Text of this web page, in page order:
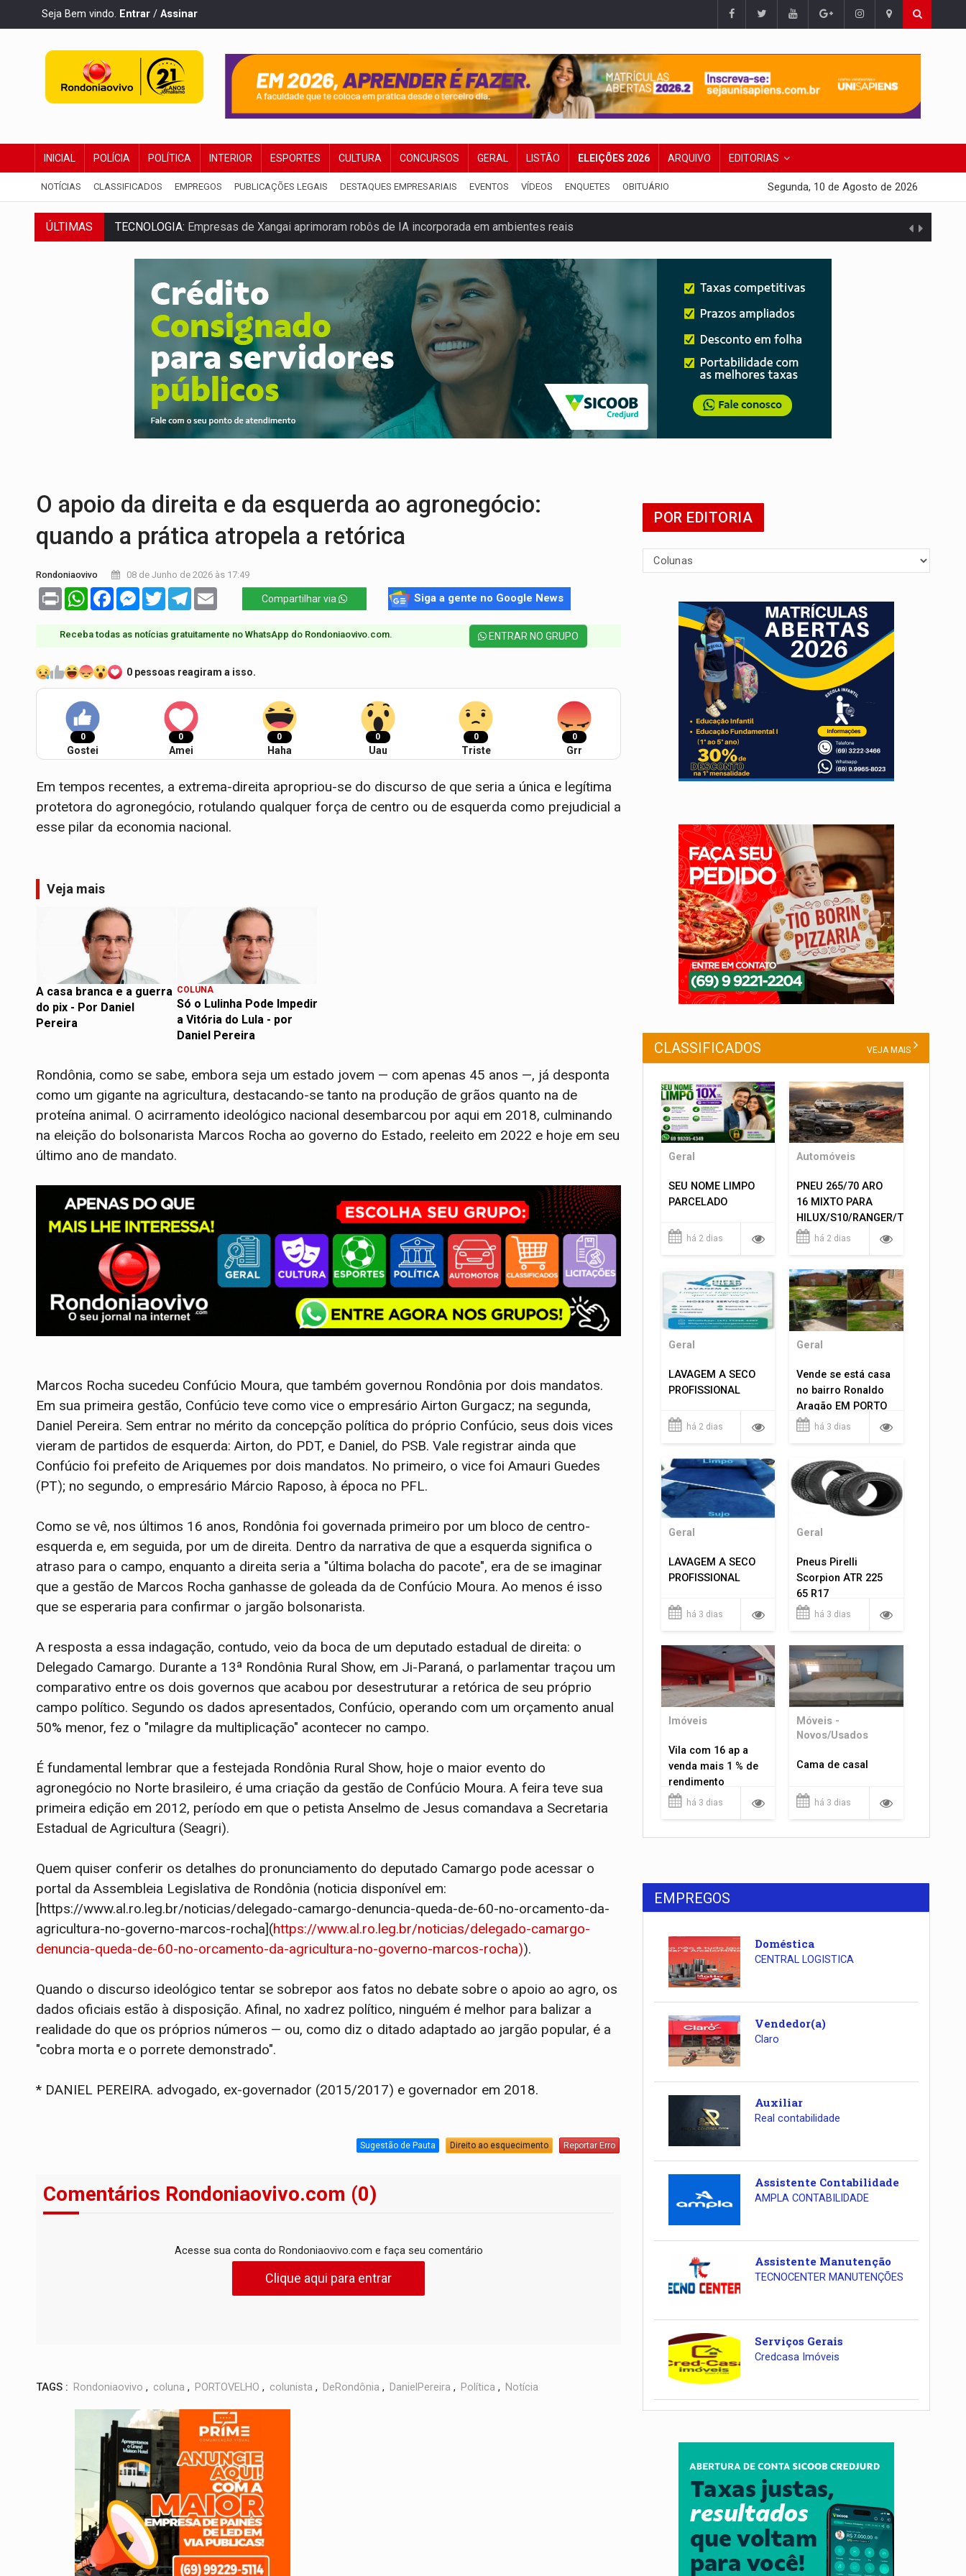
Seja Bem vindo. Entrar / Assinar
INICIAL POLÍCIA POLÍTICA INTERIOR ESPORTES CULTURA CONCURSOS GERAL LISTÃO ELEIÇÕES 2026 ARQUIVO EDITORIAS
NOTÍCIAS CLASSIFICADOS EMPREGOS PUBLICAÇÕES LEGAIS DESTAQUES EMPRESARIAIS EVENTOS VÍDEOS ENQUETES OBITUÁRIO Segunda, 10 de Agosto de 2026
ÚLTIMAS PROTEGE A TERRA:China descobre como explodir asteroide com bomba nuclear espacial
VÍDEO:Motociclista morre após bater na traseira de caminhone Amarok
PARECE UM NUGGET:Essa receita com frango virou o meu jantar favorito
EMPREENDEDORISMO: 7 negócios que podem começar com pouco dinheiro e virar fonte de renda
GIGANTE DA AMÉRICA:Brasil reúne dimensão continental e posição estratégica na América do Sul
INDEPENDÊNCIA:10 dicas importantes para quem quer morar sozinho
VARCENA:Cientistas descobrem nova espécie de rã em florestas alagadas da Amazônia
BARGANHA:Vai comprar celular usado? Veja como consultar o aparelho antes
O apoio da direita e da esquerda ao agronegócio:
quando a prática atropela a retórica
Rondoniaovivo 08 de Junho de 2026 às 17:49
Print WhatsAppFacebookMessenger
TwitterTelegram Compartilhar via Siga a gente no Google News
Receba todas as notícias gratuitamente no WhatsApp do Rondoniaovivo.com.​ ENTRAR NO GRUPO
0 pessoas reagiram a isso.
0
Gostei
0
Amei
0
Haha
0
Uau
0
Triste
0
Grr
Em tempos recentes, a extrema-direita apropriou-se do discurso de que seria a única e legítima
protetora do agronegócio, rotulando qualquer força de centro ou de esquerda como prejudicial a
esse pilar da economia nacional.
Veja mais
A casa branca e a guerra
do pix - Por Daniel
Pereira
COLUNA
Só o Lulinha Pode Impedir
a Vitória do Lula - por
Daniel Pereira
Rondônia, como se sabe, embora seja um estado jovem — com apenas 45 anos —, já desponta
como um gigante na agricultura, destacando-se tanto na produção de grãos quanto na de
proteína animal. O acirramento ideológico nacional desembarcou por aqui em 2018, culminando
na eleição do bolsonarista Marcos Rocha ao governo do Estado, reeleito em 2022 e hoje em seu
último ano de mandato.
Marcos Rocha sucedeu Confúcio Moura, que também governou Rondônia por dois mandatos.
Em sua primeira gestão, Confúcio teve como vice o empresário Airton Gurgacz; na segunda,
Daniel Pereira. Sem entrar no mérito da concepção política do próprio Confúcio, seus dois vices
vieram de partidos de esquerda: Airton, do PDT, e Daniel, do PSB. Vale registrar ainda que
Confúcio foi prefeito de Ariquemes por dois mandatos. No primeiro, o vice foi Amauri Guedes
(PT); no segundo, o empresário Márcio Raposo, à época no PFL.
Como se vê, nos últimos 16 anos, Rondônia foi governada primeiro por um bloco de centro-
esquerda e, em seguida, por um de direita. Dentro da narrativa de que a esquerda significa o
atraso para o campo, enquanto a direita seria a "última bolacha do pacote", era de se imaginar
que a gestão de Marcos Rocha ganhasse de goleada da de Confúcio Moura. Ao menos é isso
que se esperaria para confirmar o jargão bolsonarista.
A resposta a essa indagação, contudo, veio da boca de um deputado estadual de direita: o
Delegado Camargo. Durante a 13ª Rondônia Rural Show, em Ji-Paraná, o parlamentar traçou um
comparativo entre os dois governos que acabou por desestruturar a retórica de seu próprio
campo político. Segundo os dados apresentados, Confúcio, operando com um orçamento anual
50% menor, fez o "milagre da multiplicação" acontecer no campo.
É fundamental lembrar que a festejada Rondônia Rural Show, hoje o maior evento do
agronegócio no Norte brasileiro, é uma criação da gestão de Confúcio Moura. A feira teve sua
primeira edição em 2012, período em que o petista Anselmo de Jesus comandava a Secretaria
Estadual de Agricultura (Seagri).
Quem quiser conferir os detalhes do pronunciamento do deputado Camargo pode acessar o
portal da Assembleia Legislativa de Rondônia (noticia disponível em:
[https://www.al.ro.leg.br/noticias/delegado-camargo-denuncia-queda-de-60-no-orcamento-da-
agricultura-no-governo-marcos-rocha](https://www.al.ro.leg.br/noticias/delegado-camargo-
denuncia-queda-de-60-no-orcamento-da-agricultura-no-governo-marcos-rocha)).
Quando o discurso ideológico tentar se sobrepor aos fatos no debate sobre o apoio ao agro, os
dados oficiais estão à disposição. Afinal, no xadrez político, ninguém é melhor para balizar a
realidade do que os próprios números — ou, como diz o ditado adaptado ao jargão popular, é a
"cobra morta e o porrete demonstrado".
* DANIEL PEREIRA. advogado, ex-governador (2015/2017) e governador em 2018.
Sugestão de Pauta Direito ao esquecimento Reportar Erro
Comentários Rondoniaovivo.com (0)
Acesse sua conta do Rondoniaovivo.com e faça seu comentário
Clique aqui para entrar
TAGS : Rondoniaovivo , coluna , PORTOVELHO , colunista , DeRondônia , DanielPereira , Política , Notícia
POR EDITORIA
CLASSIFICADOS VEJA MAIS
Geral
SEU NOME LIMPO
PARCELADO
há 2 dias
Automóveis
PNEU 265/70 ARO
16 MIXTO PARA
HILUX/S10/RANGER/TRITON
ETC... MONTAGEM
há 2 dias
Geral
LAVAGEM A SECO
PROFISSIONAL
há 2 dias
Geral
Vende se está casa
no bairro Ronaldo
Aragão EM PORTO
VELHO RO.
há 3 dias
Geral
LAVAGEM A SECO
PROFISSIONAL
há 3 dias
Geral
Pneus Pirelli
Scorpion ATR 225
65 R17
há 3 dias
Imóveis
Vila com 16 ap a
venda mais 1 % de
rendimento
há 3 dias
Móveis -
Novos/Usados
Cama de casal
há 3 dias
EMPREGOS
Doméstica
CENTRAL LOGISTICA
Vendedor(a)
Claro
Auxiliar
Real contabilidade
Assistente Contabilidade
AMPLA CONTABILIDADE
Assistente Manutenção
TECNOCENTER MANUTENÇÕES
Serviços Gerais
Credcasa Imóveis